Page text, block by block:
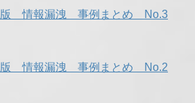
版 情報漏洩 事例まとめ No.3
版 情報漏洩 事例まとめ No.2